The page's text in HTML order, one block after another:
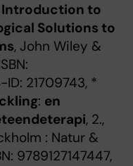
Introduction to
Solutions to
, John Wiley &
ID: 21709743, *
: en
, 2.,
: Natur &
9789127147447,